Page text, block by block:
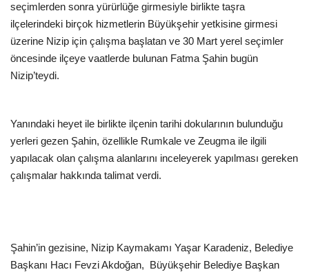
seçimlerden sonra yürürlüğe girmesiyle birlikte taşra
ilçelerindeki birçok hizmetlerin Büyükşehir yetkisine girmesi
üzerine Nizip için çalışma başlatan ve 30 Mart yerel seçimler
öncesinde ilçeye vaatlerde bulunan Fatma Şahin bugün
Nizip’teydi.
Yanındaki heyet ile birlikte ilçenin tarihi dokularının bulunduğu
yerleri gezen Şahin, özellikle Rumkale ve Zeugma ile ilgili
yapılacak olan çalışma alanlarını inceleyerek yapılması gereken
çalışmalar hakkında talimat verdi.
Şahin’in gezisine, Nizip Kaymakamı Yaşar Karadeniz, Belediye
Başkanı Hacı Fevzi Akdoğan, Büyükşehir Belediye Başkan